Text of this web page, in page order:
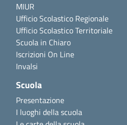
MIUR
Ufficio Scolastico Regionale
Ufficio Scolastico Territoriale
Scuola in Chiaro
Iscrizioni On Line
Invalsi
Scuola
Presentazione
I luoghi della scuola